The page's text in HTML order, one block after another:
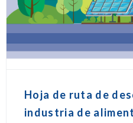
Hoja de ruta de
industria de